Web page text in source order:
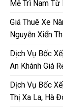
Mễ Trì Nam
Giá Thuê Xe
Nguyễn Xiển
Dịch Vụ Bốc
An Khánh Giá
Dịch Vụ Bốc
Thị Xa La, Hà